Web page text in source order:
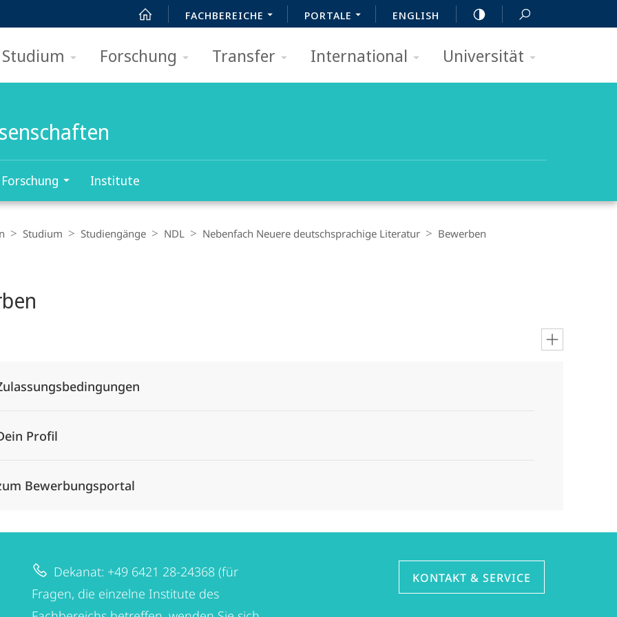
FACHBEREICHE PORTALE ENGLISH
Studium Forschung Transfer International Universität
Forschung Institute
Studium Studiengänge NDL Nebenfach Neuere deutschsprachige Literatur Bewerben
Profil
Bewerbungsportal
Dekanat: +49 6421 28-24368 (für
Fragen, die einzelne Institute des
KONTAKT & SERVICE